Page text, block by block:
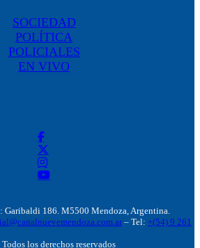
SOCIEDAD
POLÍTICA
POLICIALES
EN VIVO
186. M5500 Mendoza, Argentina.
– Tel: +(54) 9 261
los derechos reservados